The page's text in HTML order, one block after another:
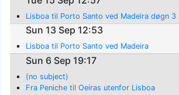
Lisboa til Porto Santo ved Madeira døgn 3
Sun 13 Sep 12:53
Lisboa til Porto Santo ved Madeira
Sun 6 Sep 19:17
(no subject)
Fra Peniche til Oeiras utenfor Lisboa